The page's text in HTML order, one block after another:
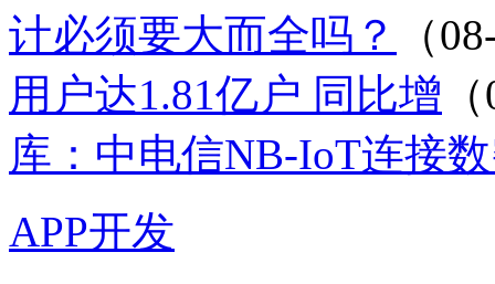
计必须要大而全吗？
（
用户达1.81亿户 同比增
库：中电信NB-IoT连接
APP开发